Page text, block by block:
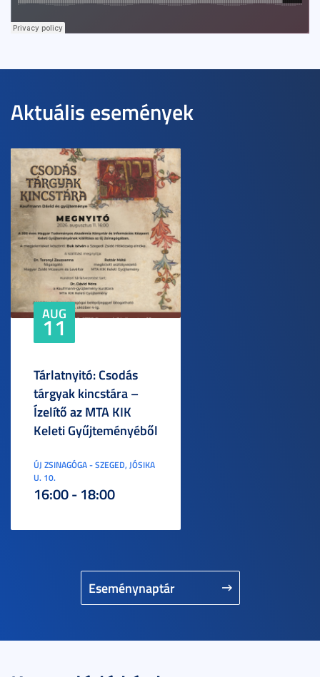
Aktuális események
Eseménynaptár
AUG
11
Tárlatnyitó: Csodás
tárgyak kincstára –
Ízelítő az MTA KIK
Keleti Gyűjteményéből
ÚJ ZSINAGÓGA - SZEGED, JÓSIKA
U. 10.
16:00 - 18:00